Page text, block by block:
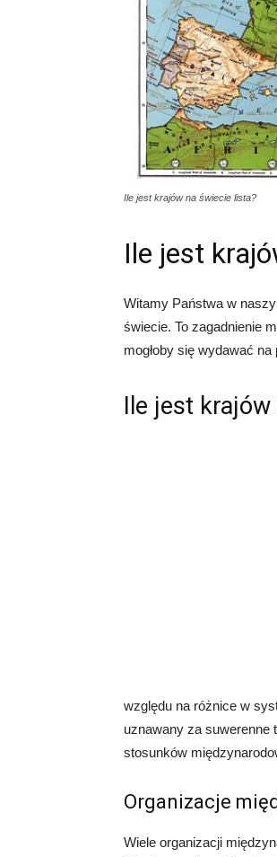
Ile jest krajów na świecie lista?
Ile jest
Witamy Państwa w
świecie. To zagadnienie
mogłoby się wydawać
Ile jest krajów
względu na różnice w
uznawany za suwerenne
stosunków
Organizacje
Wiele organizacji